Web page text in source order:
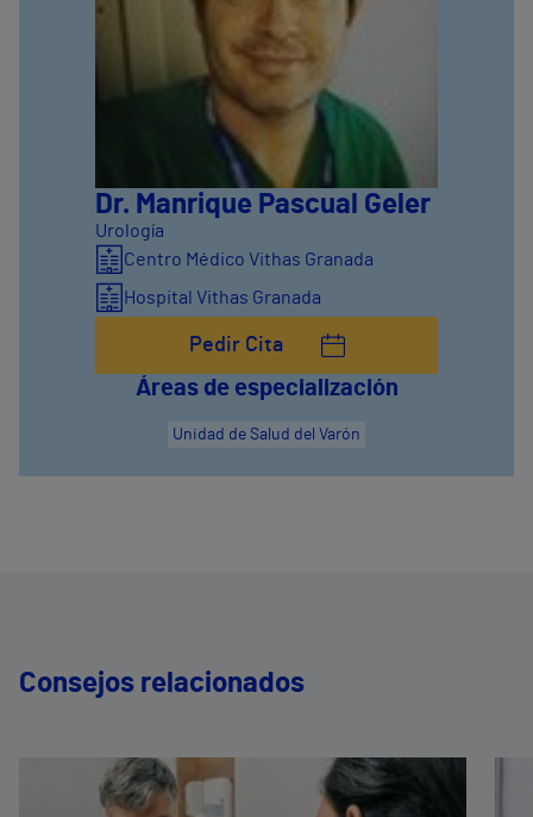
Dr. Manrique Pascual Geler
Urología
Centro Médico Vithas Granada
Hospital Vithas Granada
Pedir Cita
Áreas de especialización
Unidad de Salud del Varón
Consejos relacionados